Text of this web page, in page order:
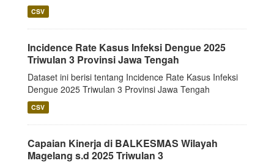
CSV
Incidence Rate Kasus Infeksi Dengue 2025
Triwulan 3 Provinsi Jawa Tengah
Dataset ini berisi tentang Incidence Rate Kasus Infeksi
Dengue 2025 Triwulan 3 Provinsi Jawa Tengah
CSV
Capaian Kinerja di BALKESMAS Wilayah
Magelang s.d 2025 Triwulan 3